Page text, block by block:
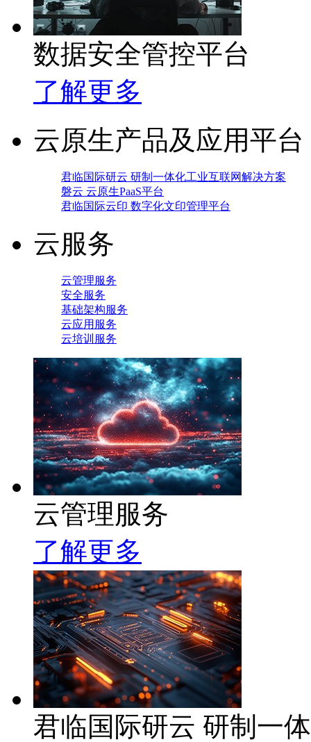
数据安全管控平台
了解更多
云原生产品及应用平台
君临国际研云 研制一体化工业互联网解决方案
磐云 云原生PaaS平台
君临国际云印 数字化文印管理平台
云服务
云管理服务
安全服务
基础架构服务
云应用服务
云培训服务
云管理服务
了解更多
君临国际研云 研制一